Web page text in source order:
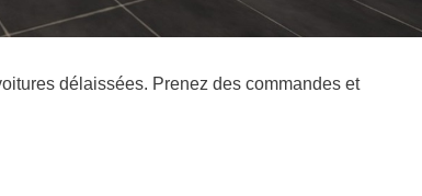
délaissées. Prenez des commandes et